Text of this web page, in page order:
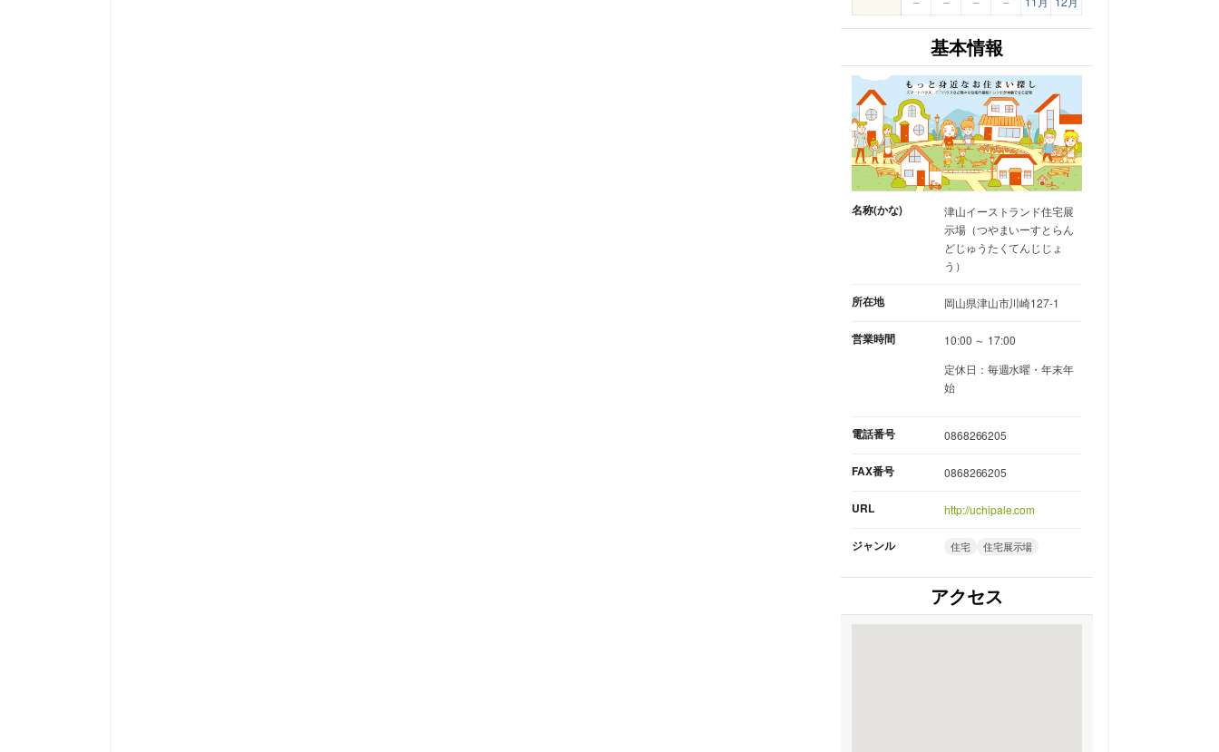
基本情報
名称(かな)
津山イーストランド住宅展
示場（つやまいーすとらん
どじゅうたくてんじじょ
う）
所在地 岡山県津山市川崎127-1
営業時間
10:00 ～ 17:00
定休日：毎週水曜・年末年
始
電話番号 0868266205
FAX番号 0868266205
URL http://uchipale.com
ジャンル 住宅 住宅展示場
アクセス